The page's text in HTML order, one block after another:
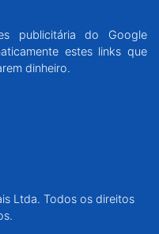
publicitária do Google
estes links que
dinheiro.
Ltda. Todos os direitos